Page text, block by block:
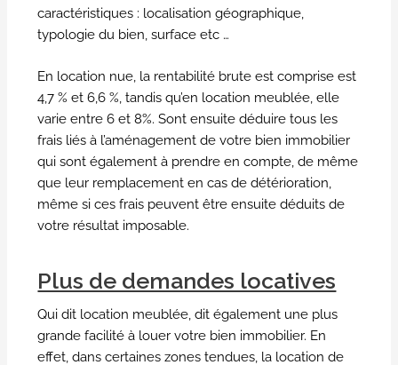
caractéristiques : localisation géographique,
typologie du bien, surface etc …
En location nue, la rentabilité brute est comprise est
4,7 % et 6,6 %, tandis qu’en location meublée, elle
varie entre 6 et 8%. Sont ensuite déduire tous les
frais liés à l’aménagement de votre bien immobilier
qui sont également à prendre en compte, de même
que leur remplacement en cas de détérioration,
même si ces frais peuvent être ensuite déduits de
votre résultat imposable.
Plus de demandes locatives
Qui dit location meublée, dit également une plus
grande facilité à louer votre bien immobilier. En
effet, dans certaines zones tendues, la location de